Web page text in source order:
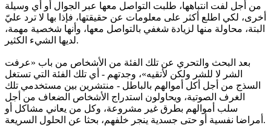
من أجل لفت انتباهها، طلبت التواصل معها عبر الجوال أو أي وسيلة
أخرى، لكي اطلع أكثر على معلومات عن حقيقتها، فإذا بها لا ترد عليّ
البتة، محاولة منها لزيادة شغفي بالتواصل معها، وأنها شخصية مهمة،
لديها الشيء الكثير.
بعد البحث والتحري عن تلك الفئة من الأشخاص من باب «عرفت
الشر لا للشر ولكن لأتقيه»، وجدتهم - أي تلك الفئة التي تستغل
السذج من أجل أكل أموالهم بالباطل - منتشرين بين مستخدمي تلك
الغرف الصوتية، ويحاولون استدراج الأشخاص الضعاف من أجل
سلب أموالهم بطرق غير مشروعة، وكل من يعاني مشاكل أو
أمراضا نفسية أو حتى جسدية ينجر خلفهم، بحثا عن الحلول السريعة.